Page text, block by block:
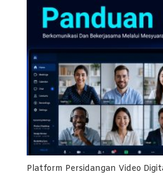
Platform Persidangan Video